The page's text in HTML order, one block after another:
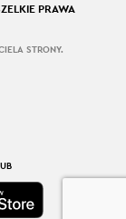
PRAWA
STRONY.